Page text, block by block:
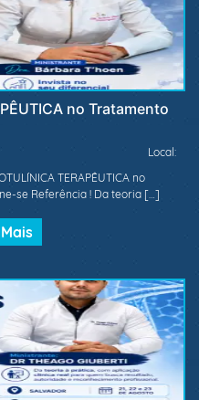
no Tratamento
Local:
TERAPÊUTICA no
se Referência ! Da teoria […]